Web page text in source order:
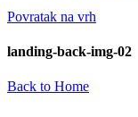
Povratak na vrh
landing-back-img-02
Back to Home